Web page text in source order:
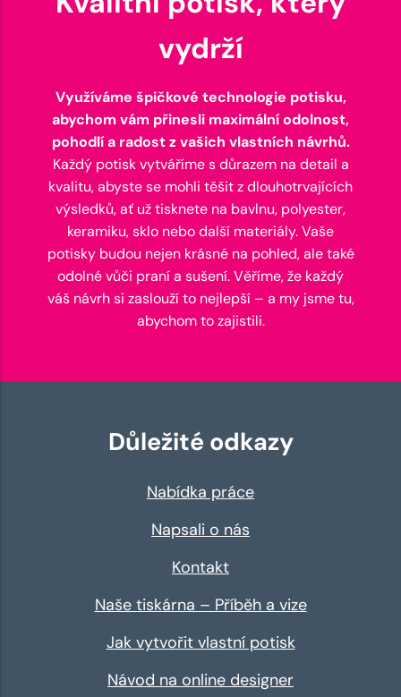
vydrží
Využíváme špičkové technologie potisku,
abychom vám přinesli maximální odolnost,
pohodlí a radost z vašich vlastních návrhů.
Každý potisk vytváříme s důrazem na detail a
kvalitu, abyste se mohli těšit z dlouhotrvajících
výsledků, ať už tisknete na bavlnu, polyester,
keramiku, sklo nebo další materiály. Vaše
potisky budou nejen krásné na pohled, ale také
odolné vůči praní a sušení. Věříme, že každý
váš návrh si zaslouží to nejlepší – a my jsme tu,
abychom to zajistili.
Důležité odkazy
Nabídka práce
Napsali o nás
Kontakt
Naše tiskárna – Příběh a vize
Jak vytvořit vlastní potisk
Návod na online designer